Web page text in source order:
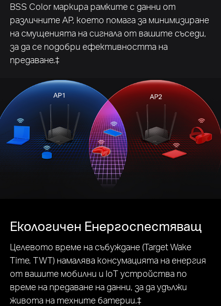
BSS Color маркира рамките с данни от
различните AP, което помага за минимизиране
на смущенията на сигнала от вашите съседи,
за да се подобри ефективността на
предаване.‡
Екологичен Енергоспестяващ
Целевото време на събуждане (Target Wake
Time, TWT) намалява консумацията на енергия
от вашите мобилни и IoT устройства по
време на предаване на данни, за да удължи
живота на техните батерии.‡